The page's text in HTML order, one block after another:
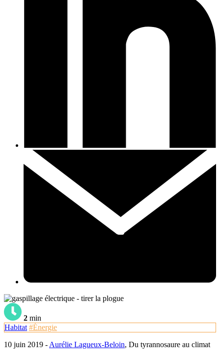
2 min
Habitat #Énergie
10 juin 2019 - Aurélie Lagueux-Beloin, Du tyrannosaure au climat